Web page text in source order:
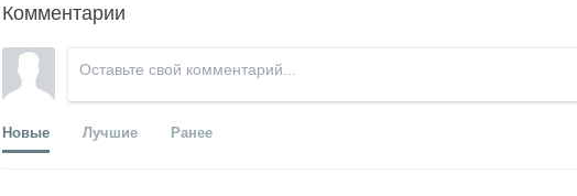
Комментарии
Новые Лучшие Ранее